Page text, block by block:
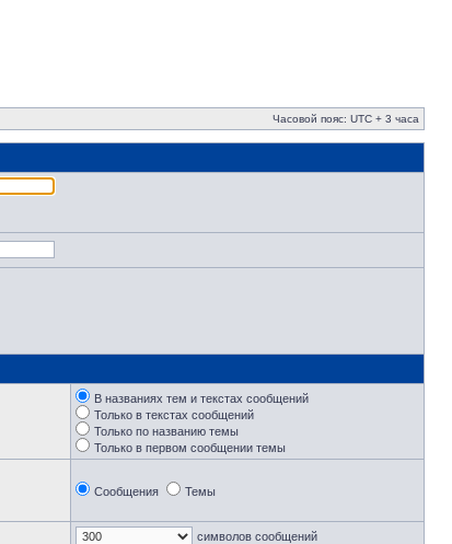
Часовой пояс: UTC + 3 часа
В названиях тем и текстах сообщений
Только в текстах сообщений
Только по названию темы
Только в первом сообщении темы
Сообщения Темы
символов сообщений